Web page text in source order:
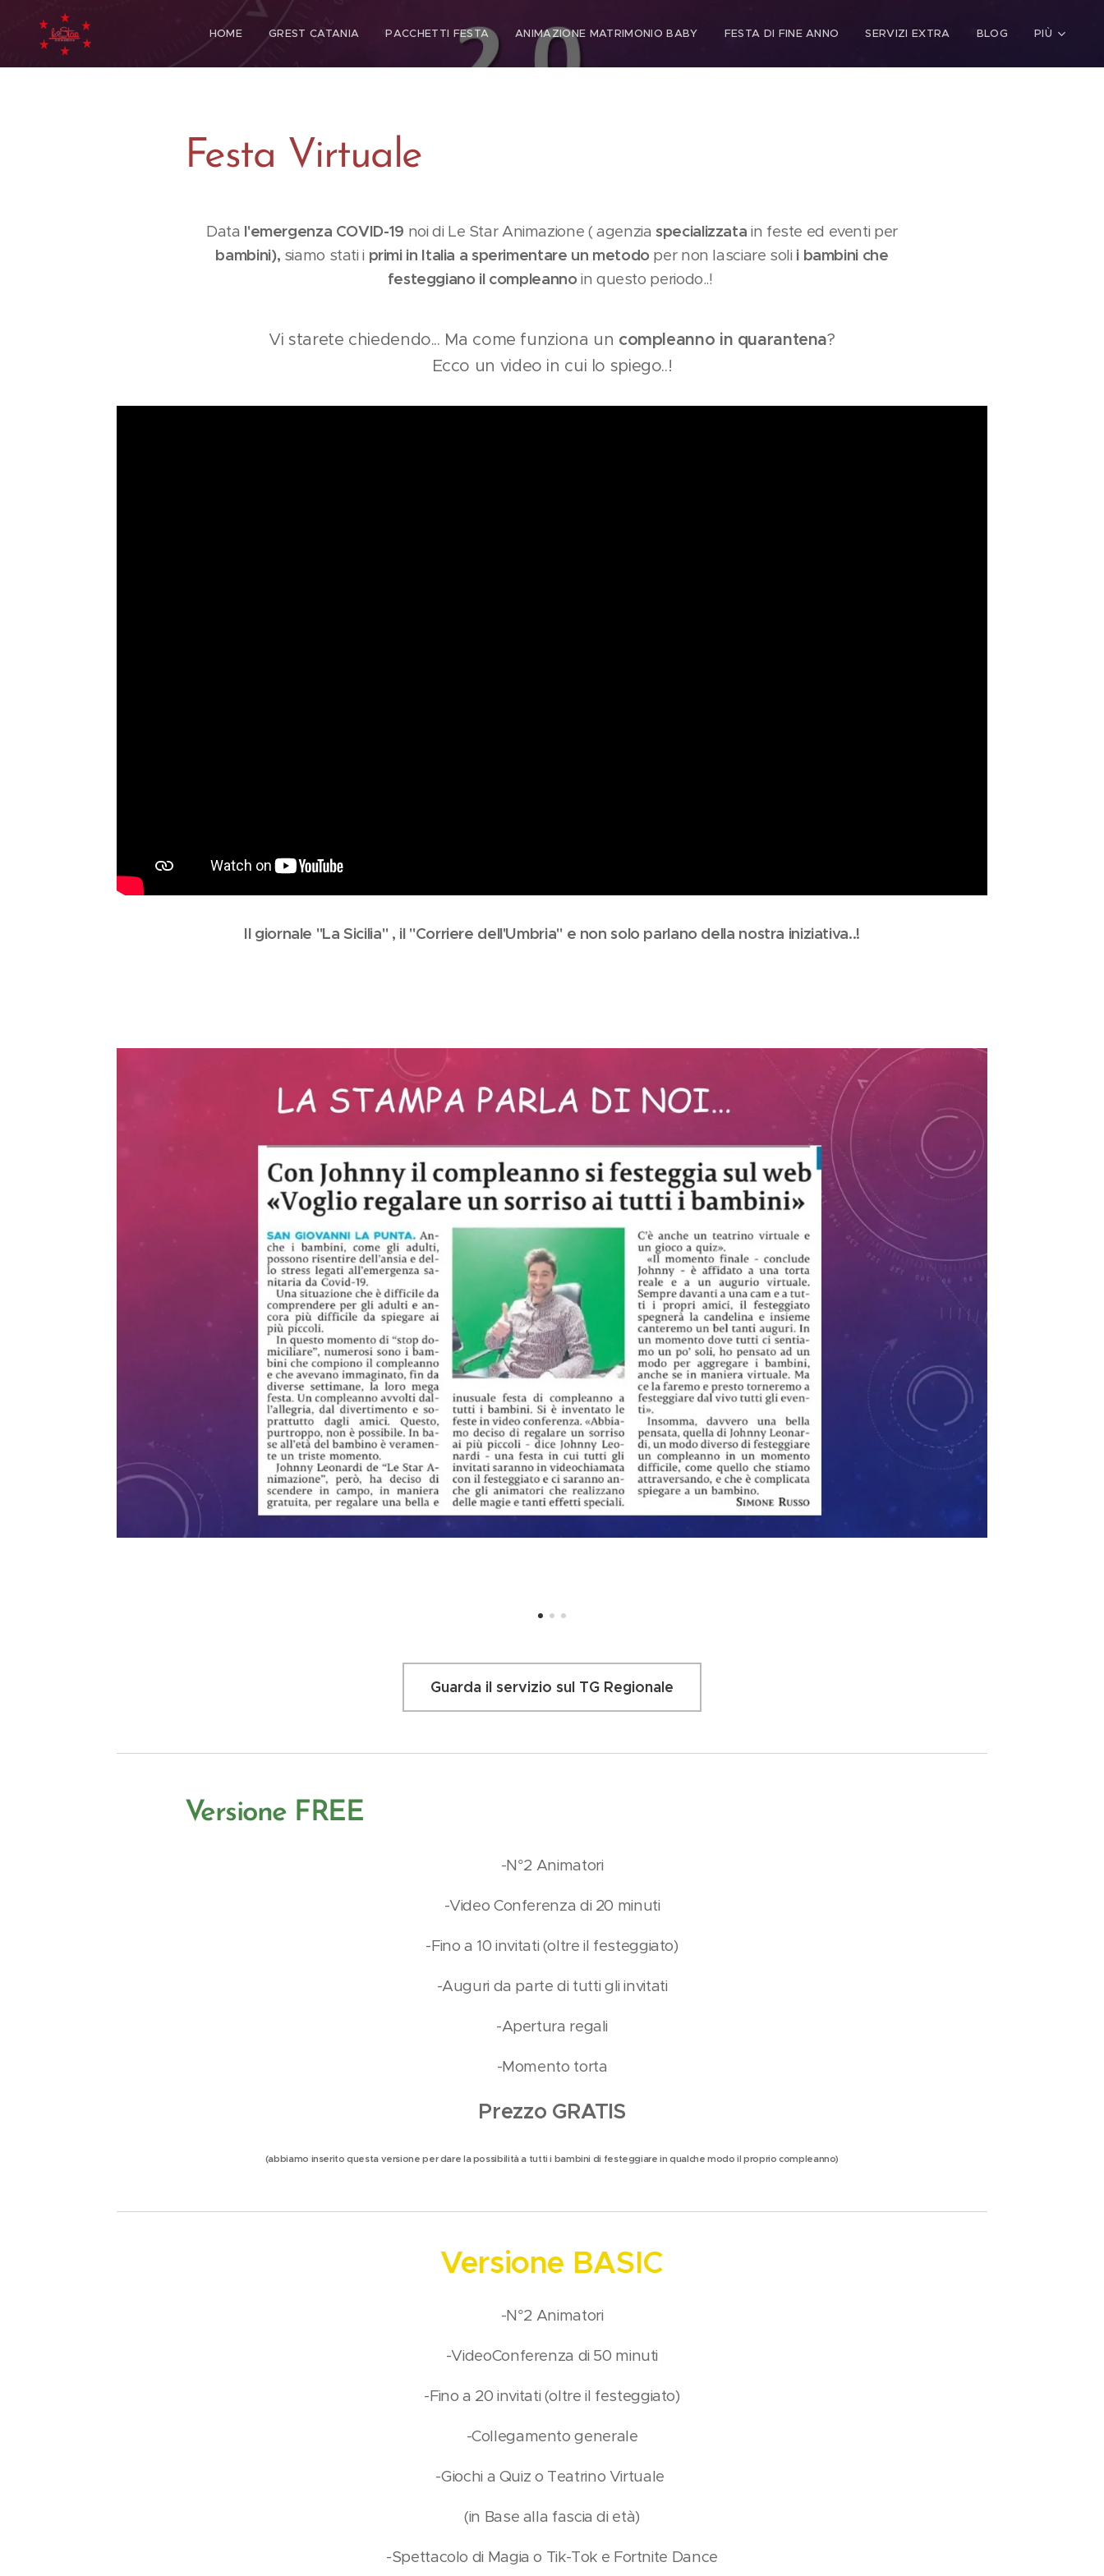
HOME GREST CATANIA PACCHETTI FESTA ANIMAZIONE MATRIMONIO BABY FESTA DI FINE ANNO SERVIZI EXTRA BLOG PIÙ
Festa Virtuale
Data l'emergenza COVID-19 noi di Le Star Animazione ( agenziaspecializzata in feste ed eventi per
bambini), siamo stati i primi in Italia a sperimentare un metodo per non lasciare soli i bambini che
festeggiano il compleanno in questo periodo..!
Vi starete chiedendo... Ma come funziona un compleanno in quarantena?
Ecco un video in cui lo spiego..!
Il giornale "La Sicilia" , il "Corriere dell'Umbria" e non solo parlano della nostra iniziativa..!
Guarda il servizio sul TG Regionale
Versione FREE
-N°2 Animatori
-Video Conferenza di 20 minuti
-Fino a 10 invitati (oltre il festeggiato)
-Auguri da parte di tutti gli invitati
-Apertura regali
-Momento torta
Prezzo GRATIS
(abbiamo inserito questa versione per dare la possibilità a tutti i bambini di festeggiare in qualche modo il proprio compleanno)
Versione BASIC
-N°2 Animatori
-VideoConferenza di 50 minuti
-Fino a 20 invitati (oltre il festeggiato)
-Collegamento generale
-Giochi a Quiz o Teatrino Virtuale
(in Base alla fascia di età)
-Spettacolo di Magia o Tik-Tok e Fortnite Dance